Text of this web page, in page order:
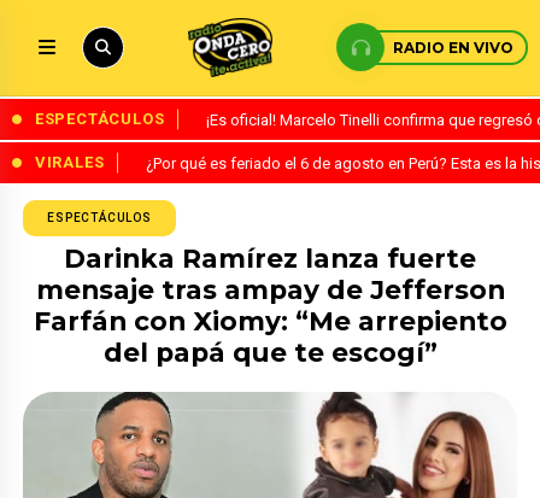
RADIO EN VIVO
ESPECTÁCULOS ¡Es oficial! Marcelo Tinelli confirma que
VIRALES ¿Por qué es feriado el 6 de agosto en Perú? Esta es la
ESPECTÁCULOS
Darinka Ramírez lanza fuerte
mensaje tras ampay de Jefferson
Farfán con Xiomy: “Me arrepiento
del papá que te escogí”